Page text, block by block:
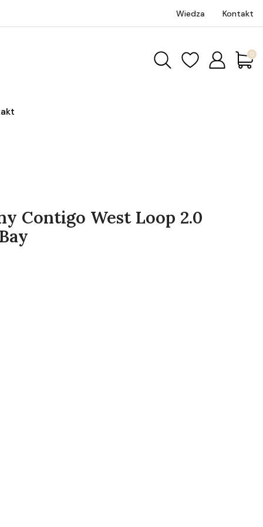
Wiedza Kontakt
Contigo West Loop 2.0